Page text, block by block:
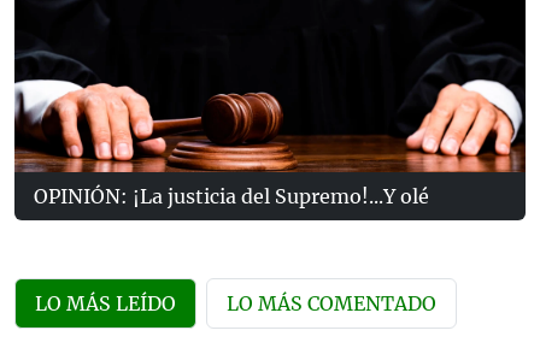
OPINIÓN: ¡La justicia del Supremo!...Y olé
LO MÁS LEÍDO LO MÁS COMENTADO